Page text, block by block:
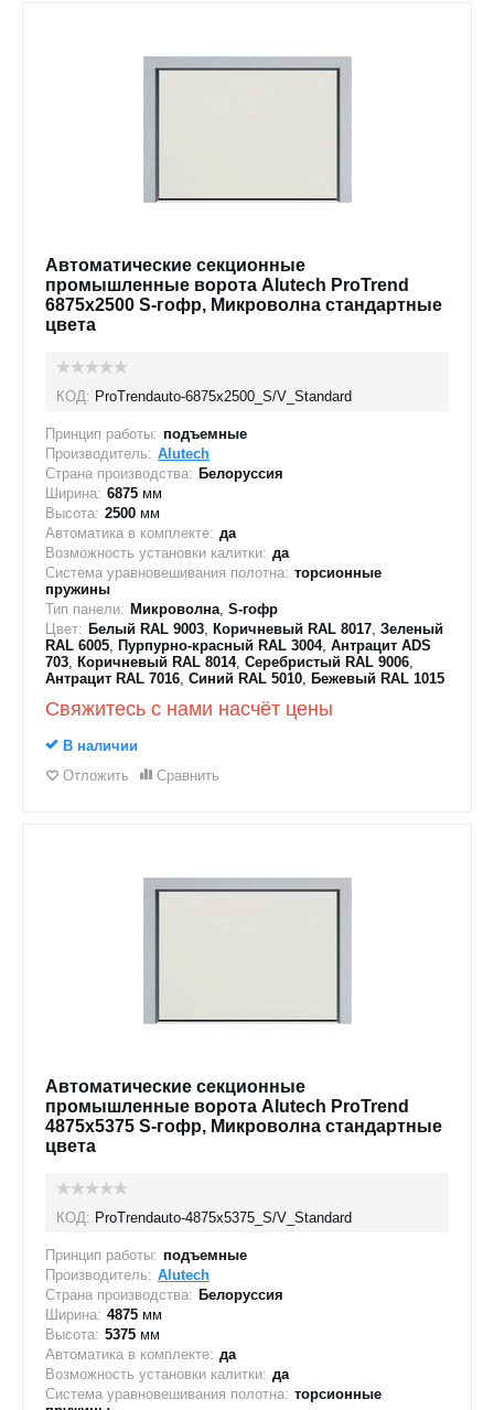
Автоматические секционные
промышленные ворота Alutech ProTrend
6875х2500 S-гофр, Микроволна стандартные
цвета
КОД: ProTrendauto-6875х2500_S/V_Standard
Принцип работы: подъемные
Производитель: Alutech
Страна производства: Белоруссия
Ширина: 6875 мм
Высота: 2500 мм
Автоматика в комплекте: да
Возможность установки калитки: да
Система уравновешивания полотна: торсионные
пружины
Тип панели: Микроволна, S-гофр
Цвет: Белый RAL 9003, Коричневый RAL 8017, Зеленый
RAL 6005, Пурпурно-красный RAL 3004, Антрацит ADS
703, Коричневый RAL 8014, Серебристый RAL 9006,
Антрацит RAL 7016, Синий RAL 5010, Бежевый RAL 1015
Свяжитесь с нами насчёт цены
В наличии
Отложить
Сравнить
Автоматические секционные
промышленные ворота Alutech ProTrend
4875х5375 S-гофр, Микроволна стандартные
цвета
КОД: ProTrendauto-4875х5375_S/V_Standard
Принцип работы: подъемные
Производитель: Alutech
Страна производства: Белоруссия
Ширина: 4875 мм
Высота: 5375 мм
Автоматика в комплекте: да
Возможность установки калитки: да
Система уравновешивания полотна: торсионные